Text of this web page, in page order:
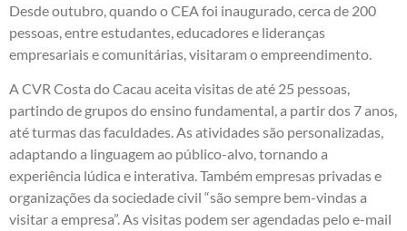
Desde outubro, quando o CEA foi inaugurado, cerca de 200
pessoas, entre estudantes, educadores e lideranças
empresariais e comunitárias, visitaram o empreendimento.
A CVR Costa do Cacau aceita visitas de até 25 pessoas,
partindo de grupos do ensino fundamental, a partir dos 7 anos,
até turmas das faculdades. As atividades são personalizadas,
adaptando a linguagem ao público-alvo, tornando a
experiência lúdica e interativa. Também empresas privadas e
organizações da sociedade civil “são sempre bem-vindas a
visitar a empresa”. As visitas podem ser agendadas pelo e-mail